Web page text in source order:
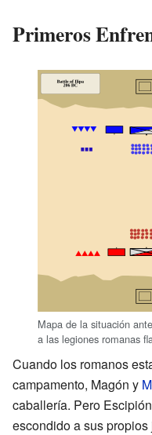
Primeros
Mapa de la situación
a las legiones romanas
Cuando los romanos
campamento, Magón y
caballería. Pero
escondido a sus